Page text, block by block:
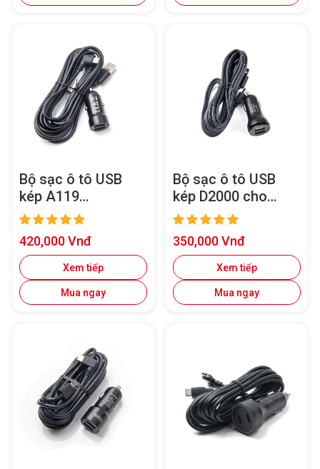
Bộ sạc ô tô USB
kép A119
MINI/A119 MINI 2
Type-C có cáp
nguồn dài 11,48 ft
Giá
bán
420,000 Vnđ
Xem tiếp
Mua ngay
Bộ sạc ô tô USB
kép D2000 cho
A119V2/A119V3/A
129 Duo/A129 Duo
IR
Giá
bán
350,000 Vnđ
Xem tiếp
Mua ngay